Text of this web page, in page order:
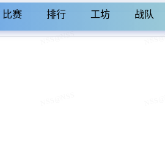
比赛 排行 工坊 战队